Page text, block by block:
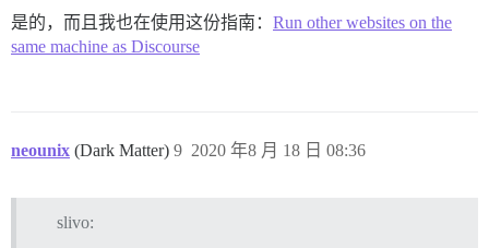
是的，而且我也在使用这份指南： Run other websites on the
same machine as Discourse
neounix (Dark Matter) 2020 年8 月 18 日 08:36
9
slivo: